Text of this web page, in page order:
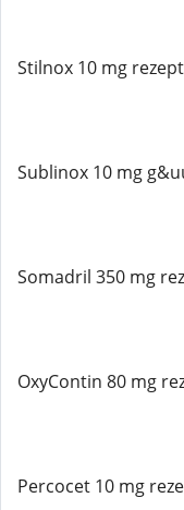
Stilnox 10 mg
Sublinox 10 mg
Somadril 350 mg
OxyContin 80 mg
Percocet 10 mg